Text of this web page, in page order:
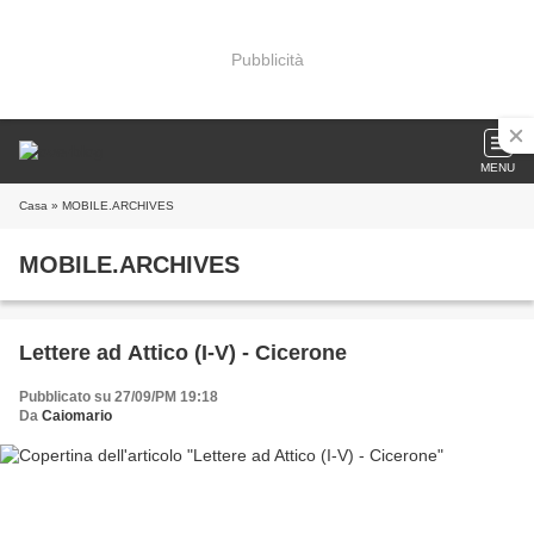
Pubblicità
MENU
Casa » MOBILE.ARCHIVES
MOBILE.ARCHIVES
Lettere ad Attico (I-V) - Cicerone
Pubblicato su 27/09/PM 19:18
Da Caiomario